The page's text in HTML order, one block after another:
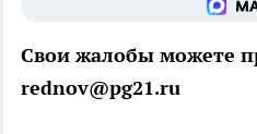
Свои жалобы можете
rednov@pg21.ru